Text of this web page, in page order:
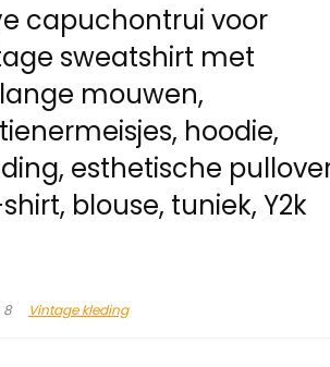
capuchontrui voor
sweatshirt met
mouwen,
hoodie,
esthetische
blouse, tuniek, Y2k
8 Vintage kleding